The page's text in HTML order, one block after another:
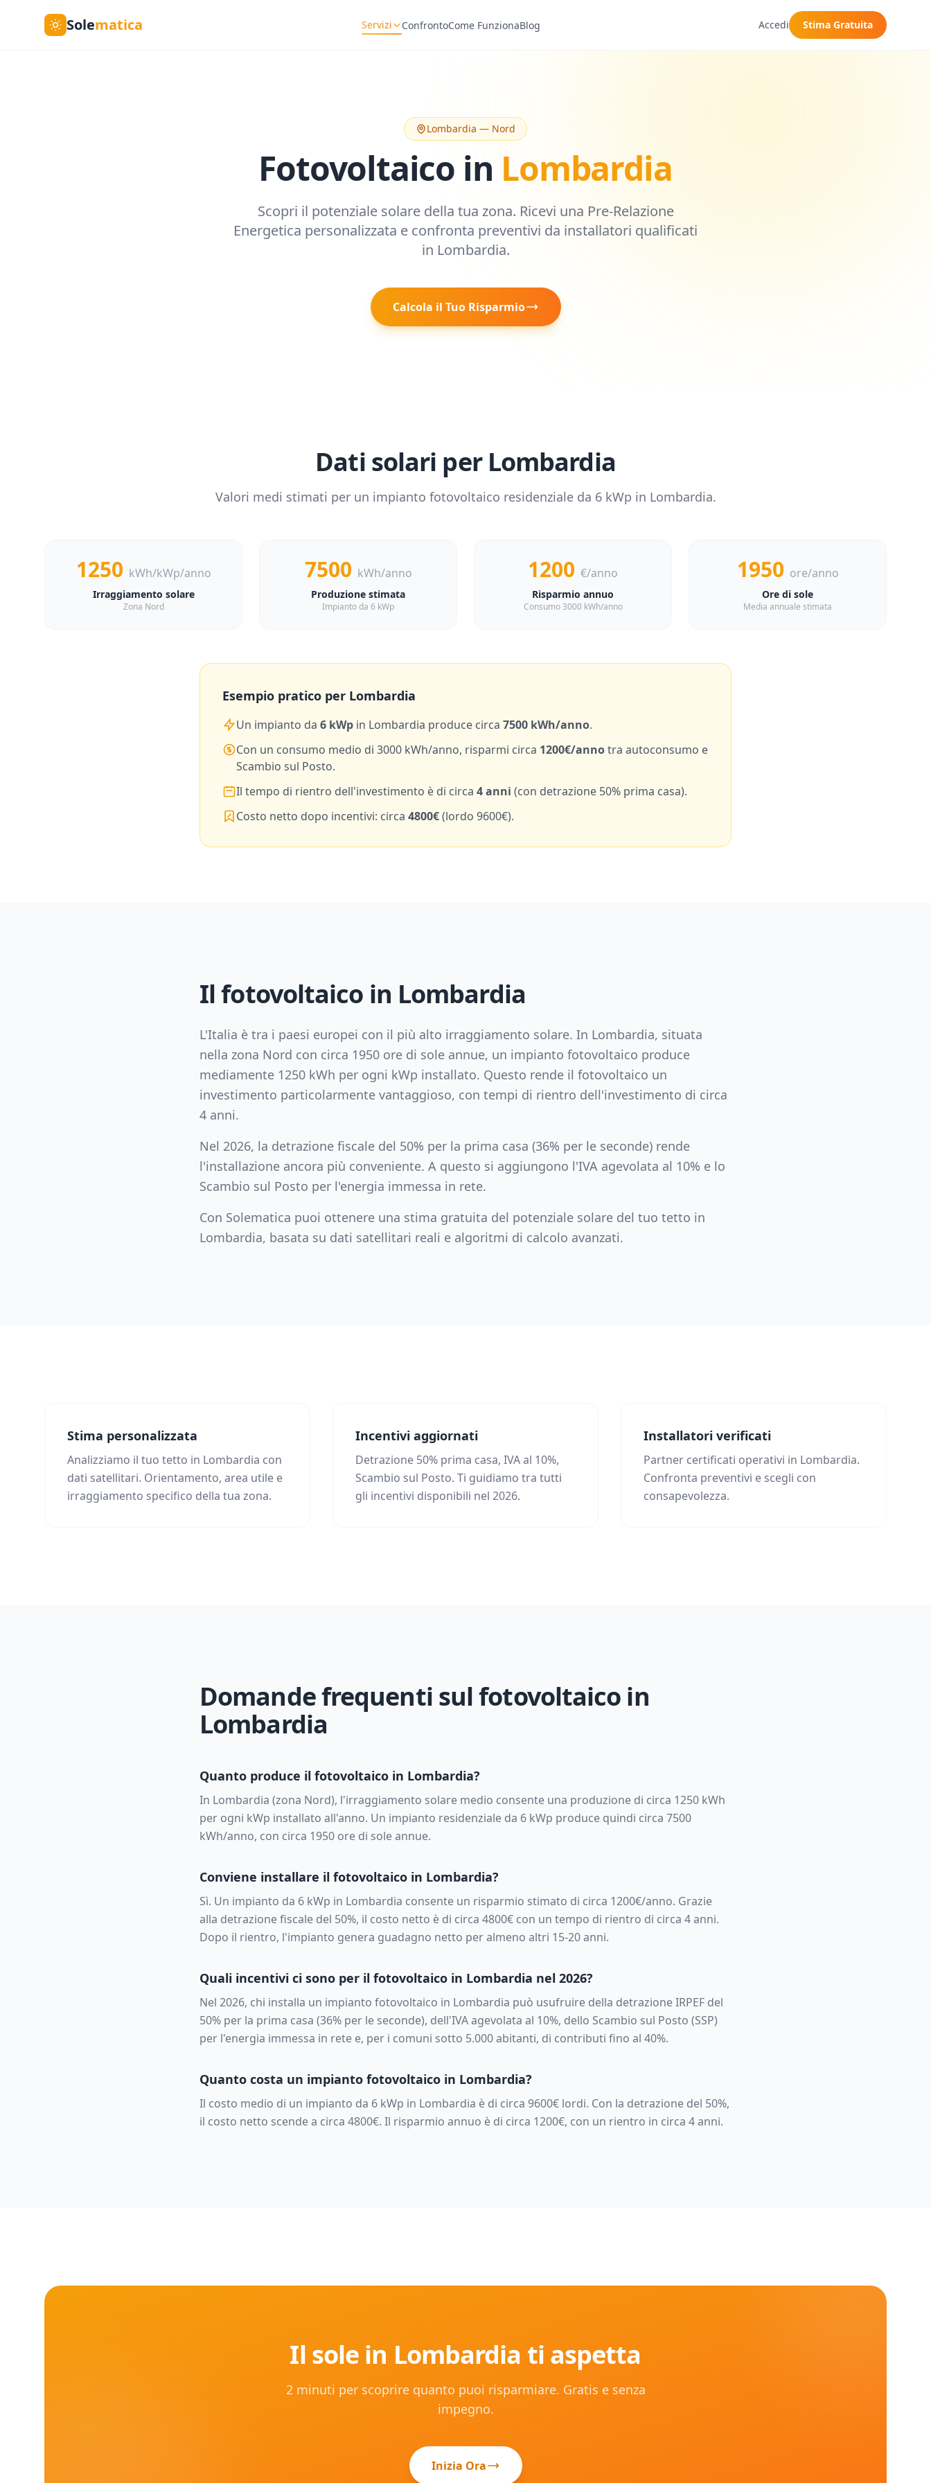
Solematica Servizi ConfrontoCome FunzionaBlog Accedi Stima Gratuita
Lombardia — Nord
Fotovoltaico in Lombardia
Scopri il potenziale solare della tua zona. Ricevi una Pre-Relazione
Energetica personalizzata e confronta preventivi da installatori qualificati
in Lombardia.
Calcola il Tuo Risparmio
Dati solari per Lombardia
Valori medi stimati per un impianto fotovoltaico residenziale da 6kWp in Lombardia.
1250 kWh/kWp/anno
Irraggiamento solare
Zona Nord
7500 kWh/anno
Produzione stimata
Impianto da 6 kWp
1200 €/anno
Risparmio annuo
Consumo 3000 kWh/anno
1950 ore/anno
Ore di sole
Media annuale stimata
Esempio pratico per Lombardia
Un impianto da 6 kWp in Lombardia produce circa 7500 kWh/anno.
Con un consumo medio di 3000 kWh/anno, risparmi circa 1200€/annotra autoconsumo e
Scambio sul Posto.
Il tempo di rientro dell'investimento è di circa 4anni (con detrazione 50% prima casa).
Costo netto dopo incentivi: circa 4800€(lordo 9600€).
Il fotovoltaico in Lombardia
L'Italia è tra i paesi europei con il più alto irraggiamento solare. In Lombardia, situata
nella zona Nord con circa 1950 ore di sole annue, un impianto fotovoltaico produce
mediamente 1250 kWh per ogni kWp installato. Questo rende il fotovoltaico un
investimento particolarmente vantaggioso, con tempi di rientro dell'investimento di circa
4 anni.
Nel 2026, la detrazione fiscale del 50% per la prima casa (36% per le seconde) rende
l'installazione ancora più conveniente. A questo si aggiungono l'IVA agevolata al 10% e lo
Scambio sul Posto per l'energia immessa in rete.
Con Solematica puoi ottenere una stima gratuita del potenziale solare del tuo tetto in
Lombardia, basata su dati satellitari reali e algoritmi di calcolo avanzati.
Stima personalizzata
Analizziamo il tuo tetto in Lombardia con
dati satellitari. Orientamento, area utile e
irraggiamento specifico della tua zona.
Incentivi aggiornati
Detrazione 50% prima casa, IVA al 10%,
Scambio sul Posto. Ti guidiamo tra tutti
gli incentivi disponibili nel 2026.
Installatori verificati
Partner certificati operativi in Lombardia.
Confronta preventivi e scegli con
consapevolezza.
Domande frequenti sul fotovoltaico in
Lombardia
Quanto produce il fotovoltaico in Lombardia?
In Lombardia (zona Nord), l'irraggiamento solare medio consente una produzione di circa 1250 kWh
per ogni kWp installato all'anno. Un impianto residenziale da 6 kWp produce quindi circa 7500
kWh/anno, con circa 1950 ore di sole annue.
Conviene installare il fotovoltaico in Lombardia?
Sì. Un impianto da 6 kWp in Lombardia consente un risparmio stimato di circa 1200€/anno. Grazie
alla detrazione fiscale del 50%, il costo netto è di circa 4800€ con un tempo di rientro di circa 4anni.
Dopo il rientro, l'impianto genera guadagno netto per almeno altri 15-20 anni.
Quali incentivi ci sono per il fotovoltaico in Lombardia nel 2026?
Nel 2026, chi installa un impianto fotovoltaico in Lombardia può usufruire della detrazione IRPEF del
50% per la prima casa (36% per le seconde), dell'IVA agevolata al 10%, dello Scambio sul Posto (SSP)
per l'energia immessa in rete e, per i comuni sotto 5.000 abitanti, di contributi fino al 40%.
Quanto costa un impianto fotovoltaico in Lombardia?
Il costo medio di un impianto da 6 kWp in Lombardia è di circa 9600€ lordi. Con la detrazione del 50%,
il costo netto scende a circa 4800€. Il risparmio annuo è di circa 1200€, con un rientro in circa 4anni.
Il sole in Lombardia ti aspetta
2 minuti per scoprire quanto puoi risparmiare. Gratis e senza
impegno.
Inizia Ora